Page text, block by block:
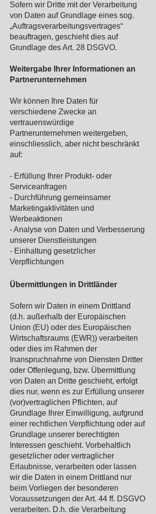
Sofern wir Dritte mit der Verarbeitung
von Daten auf Grundlage eines sog.
„Auftragsverarbeitungsvertrages“
beauftragen, geschieht dies auf
Grundlage des Art. 28 DSGVO.
Weitergabe Ihrer Informationen an
Partnerunternehmen
Wir können Ihre Daten für
verschiedene Zwecke an
vertrauenswürdige
Partnerunternehmen weitergeben,
einschliesslich, aber nicht beschränkt
auf:
- Erfüllung Ihrer Produkt- oder
Serviceanfragen
- Durchführung gemeinsamer
Marketingaktivitäten und
Werbeaktionen
- Analyse von Daten und Verbesserung
unserer Dienstleistungen
- Einhaltung gesetzlicher
Verpflichtungen
Übermittlungen in Drittländer
Sofern wir Daten in einem Drittland
(d.h. außerhalb der Europäischen
Union (EU) oder des Europäischen
Wirtschaftsraums (EWR)) verarbeiten
oder dies im Rahmen der
Inanspruchnahme von Diensten Dritter
oder Offenlegung, bzw. Übermittlung
von Daten an Dritte geschieht, erfolgt
dies nur, wenn es zur Erfüllung unserer
(vor)vertraglichen Pflichten, auf
Grundlage Ihrer Einwilligung, aufgrund
einer rechtlichen Verpflichtung oder auf
Grundlage unserer berechtigten
Interessen geschieht. Vorbehaltlich
gesetzlicher oder vertraglicher
Erlaubnisse, verarbeiten oder lassen
wir die Daten in einem Drittland nur
beim Vorliegen der besonderen
Voraussetzungen der Art. 44 ff. DSGVO
verarbeiten. D.h. die Verarbeitung